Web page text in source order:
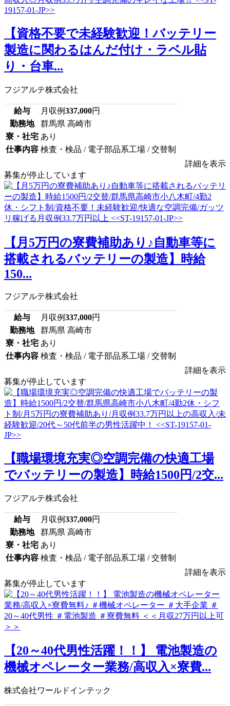
【資格不要で未経験歓迎！バッテリー
製造に関わるはんだ付け・ラベル貼
り・台車...
フジアルテ株式会社
給与 月収例337,000円
勤務地
群馬県 高崎市
寮・社宅 あり
仕事内容 検査・検品 / 電子部品系工場 / 交替制
詳細を表示
募集が停止しています
【月5万円の寮費補助あり♪自動車等に
搭載されるバッテリーの製造】時給
150...
フジアルテ株式会社
給与 月収例337,000円
勤務地
群馬県 高崎市
寮・社宅 あり
仕事内容 検査・検品 / 電子部品系工場 / 交替制
詳細を表示
募集が停止しています
【職場環境充実◎空調完備の快適工場
でバッテリーの製造】時給1500円/2交...
フジアルテ株式会社
給与 月収例337,000円
勤務地
群馬県 高崎市
寮・社宅 あり
仕事内容 検査・検品 / 電子部品系工場 / 交替制
詳細を表示
募集が停止しています
【20～40代男性活躍！！】 電池製造の
機械オペレーター業務/高収入×寮費...
株式会社ワールドインテック